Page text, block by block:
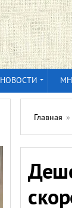
НОВОСТИ
Главная »